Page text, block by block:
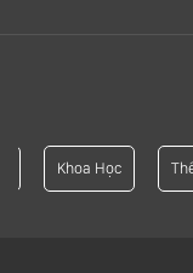
Khoa Học Thế Giới